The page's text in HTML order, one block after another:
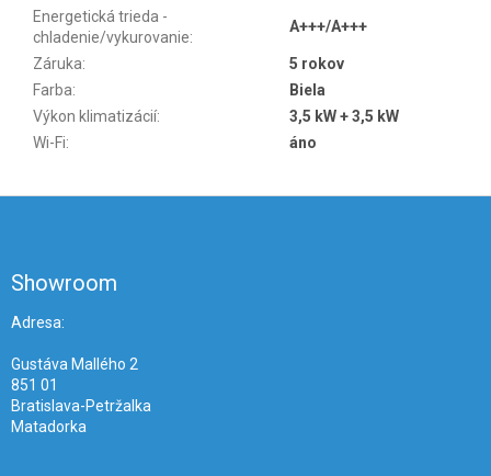
Energetická trieda -
chladenie/vykurovanie:
A+++/A+++
Záruka:
5 rokov
Farba:
Biela
Výkon klimatizácií:
3,5 kW + 3,5 kW
Wi-Fi: áno
Showroom
Adresa:
Gustáva Mallého 2
851 01
Bratislava-Petržalka
Matadorka